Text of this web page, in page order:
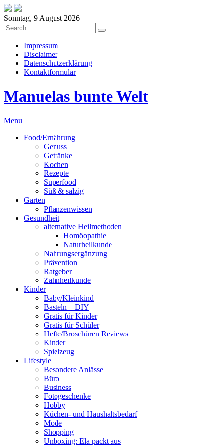
Sonntag, 9 August 2026
Impressum
Disclaimer
Datenschutzerklärung
Kontaktformular
Manuelas bunte Welt
Menu
Food/Ernährung
Genuss
Getränke
Kochen
Rezepte
Superfood
Süß & salzig
Garten
Pflanzenwissen
Gesundheit
alternative Heilmethoden
Homöopathie
Naturheilkunde
Nahrungsergänzung
Prävention
Ratgeber
Zahnheilkunde
Kinder
Baby/Kleinkind
Basteln – DIY
Gratis für Kinder
Gratis für Schüler
Hefte/Broschüren Reviews
Kinder
Spielzeug
Lifestyle
Besondere Anlässe
Büro
Business
Fotogeschenke
Hobby
Küchen- und Haushaltsbedarf
Mode
Shopping
Unboxing: Ela packt aus